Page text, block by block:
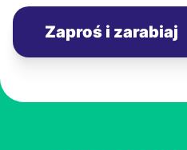
Zaproś i zarabiaj